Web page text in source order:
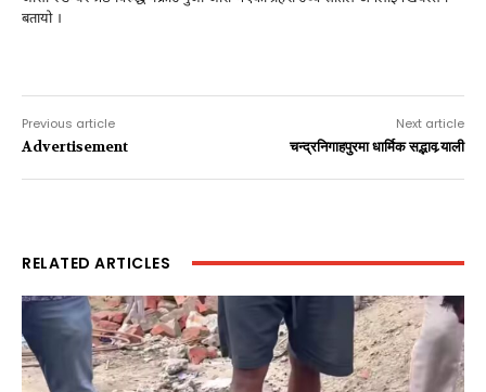
बतायो ।
Previous article
Advertisement
Next article
चन्द्रनिगाहपुरमा धार्मिक सद्भाव र्‍याली
RELATED ARTICLES